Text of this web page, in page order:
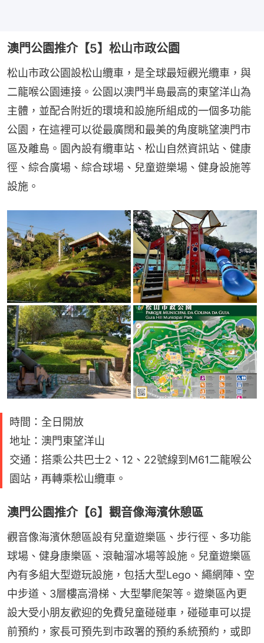
澳門公園推介【5】松山市政公園
松山市政公園設松山纜車，是全球最短觀光纜車，與
二龍喉公園連接。公園以澳門半島最高的東望洋山為
主體，並配合附近的環境和設施所組成的一個多功能
公園，在這裡可以從最廣闊和最美的角度眺望澳門市
區及離島。園內設有纜車站、松山自然資訊站、健康
徑、綜合廣場、綜合球場、兒童遊樂場、健身設施等
設施。
時間：全日開放
地址：澳門東望洋山
交通：搭乘公共巴士2、12、22號線到M61二龍喉公
園站，再轉乘松山纜車。
澳門公園推介【6】觀音像海濱休憩區
觀音像海濱休憩區設有兒童遊樂區、步行徑、多功能
球場、健身康樂區、滾軸溜冰場等設施。兒童遊樂區
內有多組大型遊玩設施，包括大型Lego、繩網陣、空
中步道、3層樓高滑梯、大型攀爬架等。遊樂區內更
設大受小朋友歡迎的免費兒童碰碰車，碰碰車可以提
前預約，家長可預先到市政署的預約系統預約，或即